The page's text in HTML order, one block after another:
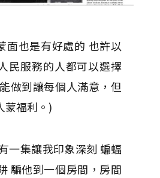
面也是有好處的 也許以
民服務的人都可以選擇
做到讓每個人滿意，但
蒙福利。)
一集讓我印象深刻 蝙蝠
騙他到一個房間，房間